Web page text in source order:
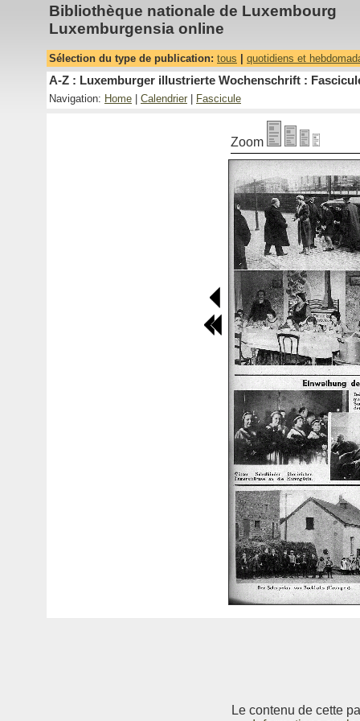
Bibliothèque nationale de Luxembourg
Luxemburgensia online
Sélection du type de publication: tous quotidiens et
A-Z : Luxemburger illustrierte Wochenschrift :
Navigation: Home Calendrier Fascicule
Zoom
Le contenu de cette